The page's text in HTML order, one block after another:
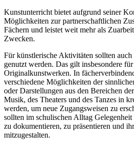
Kunstunterricht bietet aufgrund seiner
Möglichkeiten zur partnerschaftlichen
Fächern und leistet weit mehr als
Zwecken.
Für künstlerische Aktivitäten sollten
genutzt werden. Das gilt insbesondere
Originalkunstwerken. In
verschiedene Möglichkeiten der
oder Darstellungen aus den Bereichen
Musik, des Theaters und des Tanzes in
werden, um neue Zugangsweisen zu
sollten im schulischen Alltag Gelegenheit
zu dokumentieren, zu präsentieren und
mitzugestalten.